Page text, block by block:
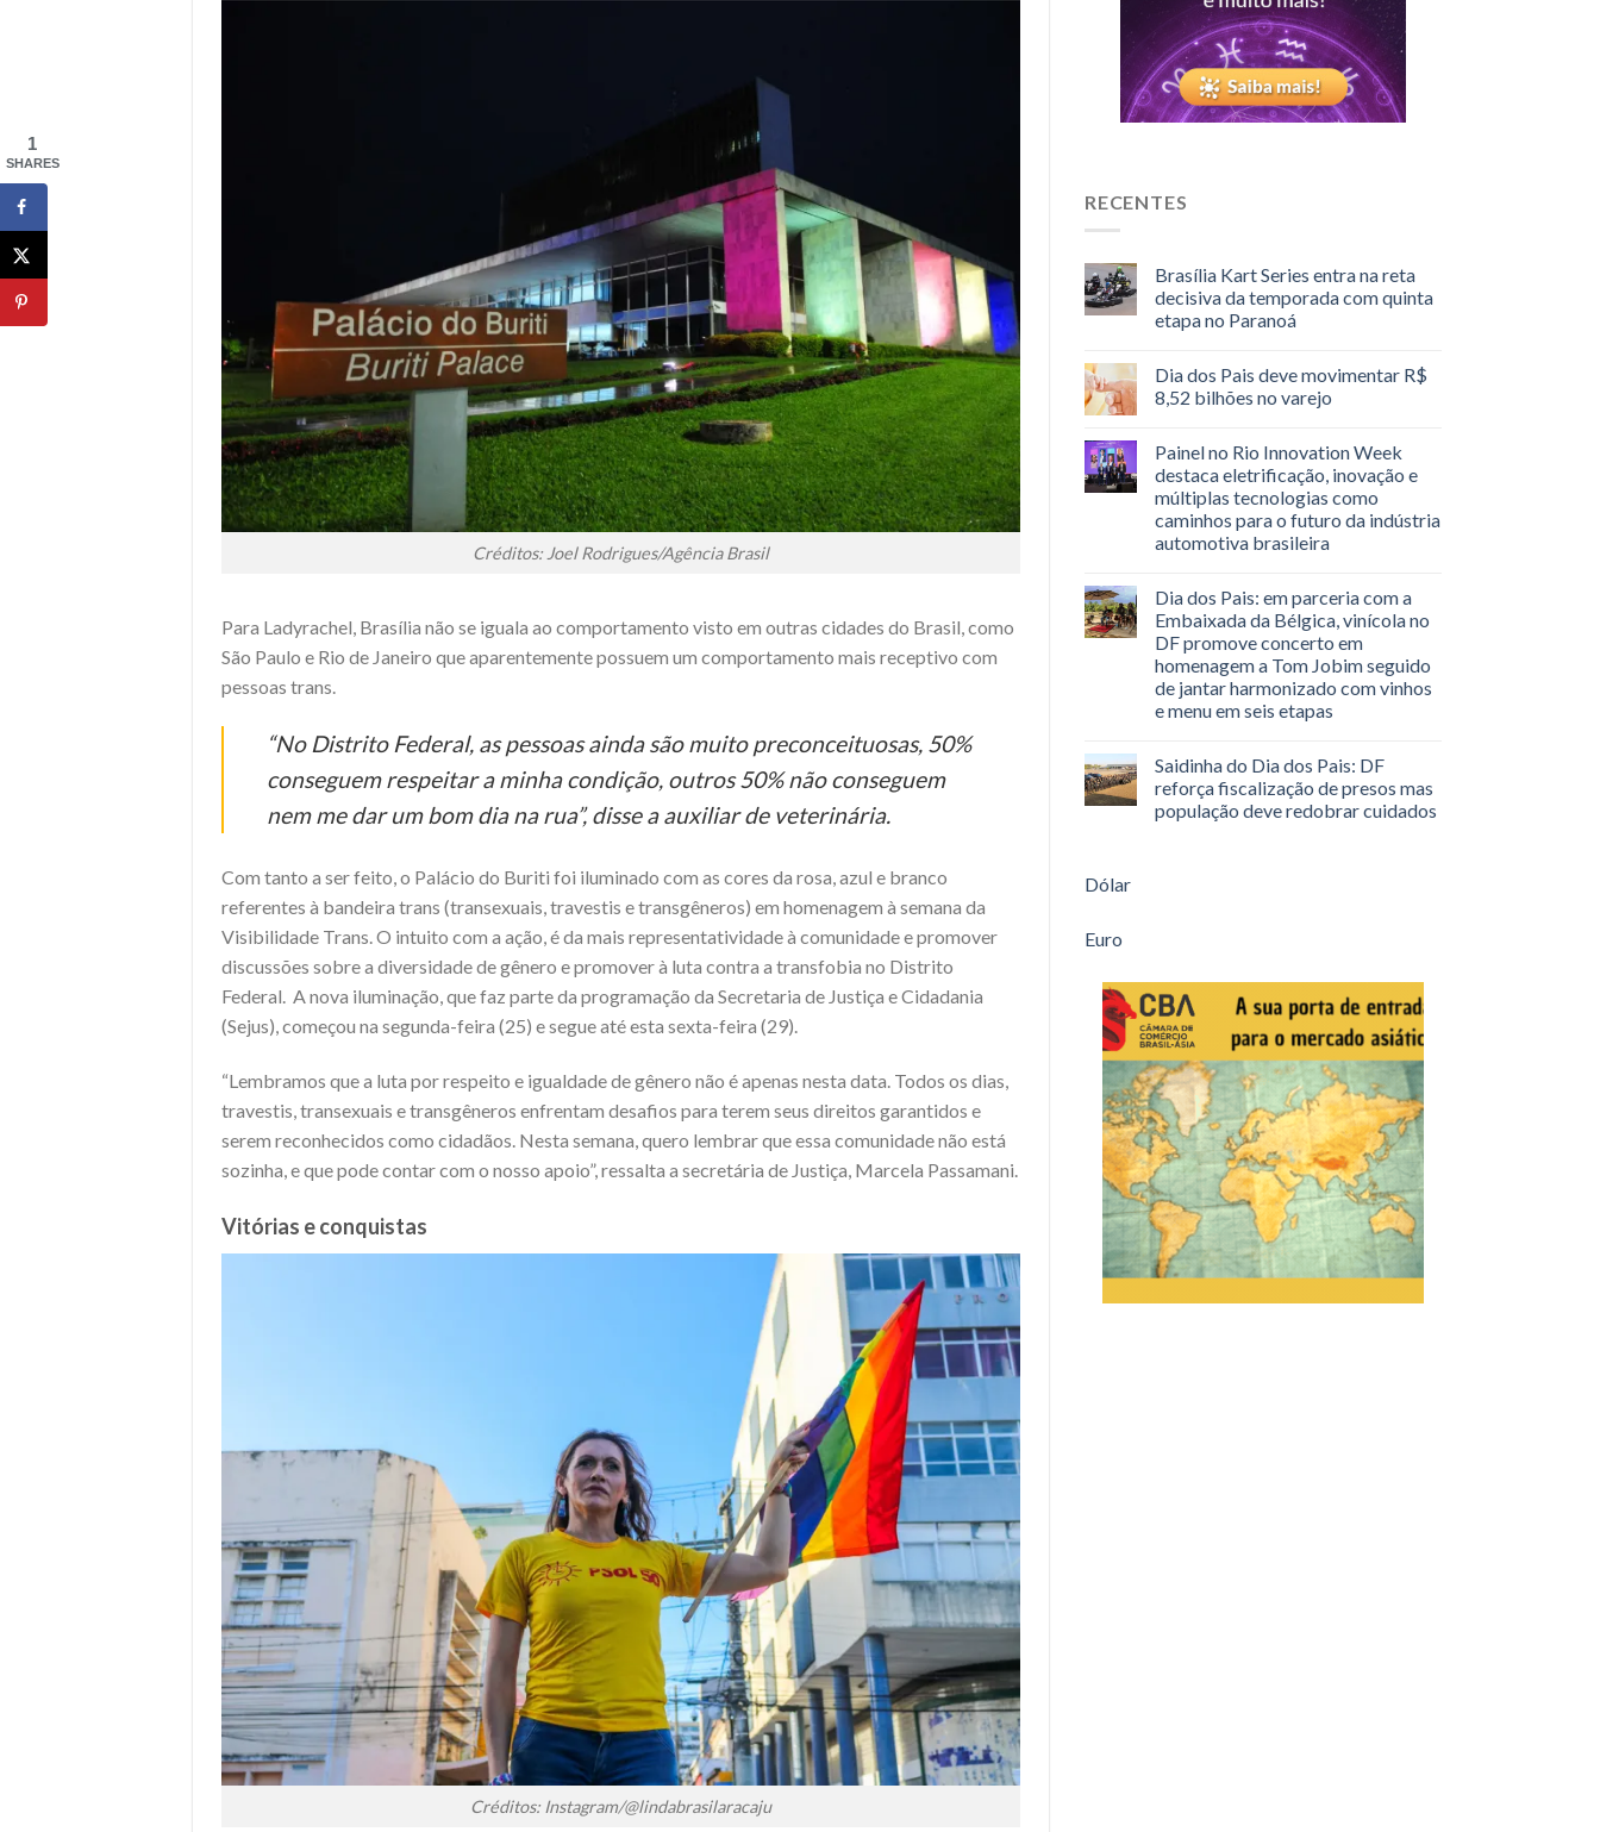
Créditos: Joel Rodrigues/Agência Brasil
Para Ladyrachel, Brasília não se iguala ao comportamento visto em outras cidades do Brasil, como
São Paulo e Rio de Janeiro que aparentemente possuem um comportamento mais receptivo com
pessoas trans.
“No Distrito Federal, as pessoas ainda são muito preconceituosas, 50%
conseguem respeitar a minha condição, outros 50% não conseguem
nem me dar um bom dia na rua”, disse a auxiliar de veterinária.
Com tanto a ser feito, o Palácio do Buriti foi iluminado com as cores da rosa, azul e branco
referentes à bandeira trans (transexuais, travestis e transgêneros) em homenagem à semana da
Visibilidade Trans. O intuito com a ação, é da mais representatividade à comunidade e promover
discussões sobre a diversidade de gênero e promover à luta contra a transfobia no Distrito
Federal. A nova iluminação, que faz parte da programação da Secretaria de Justiça e Cidadania
(Sejus), começou na segunda-feira (25) e segue até esta sexta-feira (29).
“Lembramos que a luta por respeito e igualdade de gênero não é apenas nesta data. Todos os dias,
travestis, transexuais e transgêneros enfrentam desafios para terem seus direitos garantidos e
serem reconhecidos como cidadãos. Nesta semana, quero lembrar que essa comunidade não está
sozinha, e que pode contar com o nosso apoio”, ressalta a secretária de Justiça, Marcela Passamani.
Vitórias e conquistas
Créditos: Instagram/@lindabrasilaracaju
RECENTES
Brasília Kart Series entra na reta
decisiva da temporada com quinta
etapa no Paranoá
Dia dos Pais deve movimentar R$
8,52 bilhões no varejo
Painel no Rio Innovation Week
destaca eletrificação, inovação e
múltiplas tecnologias como
caminhos para o futuro da indústria
automotiva brasileira
Dia dos Pais: em parceria com a
Embaixada da Bélgica, vinícola no
DF promove concerto em
homenagem a Tom Jobim seguido
de jantar harmonizado com vinhos
e menu em seis etapas
Saidinha do Dia dos Pais: DF
reforça fiscalização de presos mas
população deve redobrar cuidados
Dólar
Euro
1
SHARES